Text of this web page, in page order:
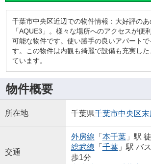
千葉市中央区近辺での物件情報：大好評の
「AQUE3」。様々な場所へのアクセスが便
可能な物件です。使い勝手の良いアパート
す。この物件は内観も綺麗で設備も充実し
ています。
物件概要
所在地 千葉県千葉市中央区
交通
外房線 「 本千葉」駅
総武線 「 千葉」駅 バ
歩1分